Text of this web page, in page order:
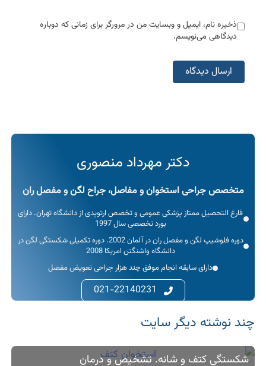
ذخیره نام، ایمیل و وبسایت من در مرورگر برای زمانی که دوباره
دیدگاهی می‌نویسم.
دکتر مهرداد منصوری
متخصص جراحی استخوان و مفاصل، جراح لگن و مفصل ران
فارغ التحصیل ممتاز پزشکی عمومی و تخصص ارتوپدی از دانشگاه تهران. دارای
بورد تخصصی سال 1997
دوره فلوشیپ لگن و مفصل ران در آلمان 2002. دوره تکمیلی شکستگی لگن در
دانشگاه واشنگتن امریکا 2008
دارای سابقه انجام موفق چند هزار جراحی تعویض مفصل
021-22140231
چند نوشته‌ دیگر سایت
شکستگی کتف و شانه. تشخیص و درمان